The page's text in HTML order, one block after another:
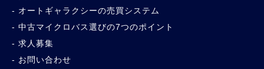
オートギャラクシーの売買システム
中古マイクロバス選びの7つのポイント
求人募集
お問い合わせ